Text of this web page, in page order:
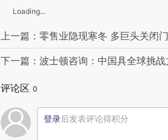
Loading...
上一篇：零售业隐现寒冬 多巨头关闭
下一篇：波士顿咨询：中国具全球挑
评论区 0
登录后发表评论得积分